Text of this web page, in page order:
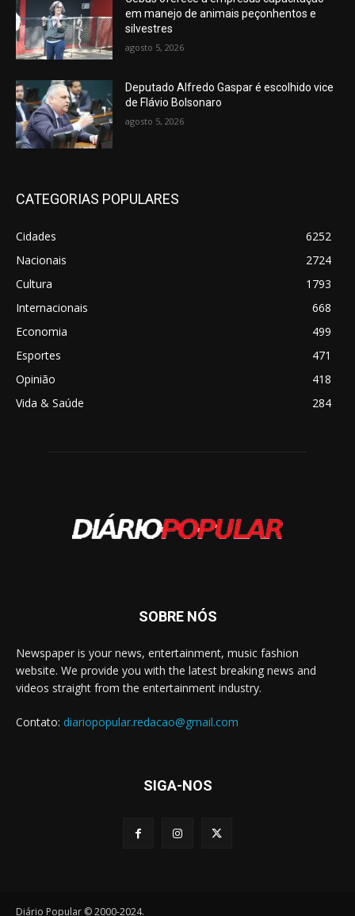
em manejo de animais peçonhentos e
silvestres
agosto 5, 2026
Deputado Alfredo Gaspar é escolhido vice
de Flávio Bolsonaro
agosto 5, 2026
CATEGORIAS POPULARES
Cidades
6252
Nacionais
2724
Cultura
1793
Internacionais
668
Economia
499
Esportes
471
Opinião
418
Vida & Saúde
284
SOBRE NÓS
Newspaper is your news, entertainment, music fashion
website. We provide you with the latest breaking news and
videos straight from the entertainment industry.
Contato: diariopopular.redacao@gmail.com
SIGA-NOS
Diário Popular © 2000-2024.